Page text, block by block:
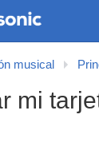
musical
mi